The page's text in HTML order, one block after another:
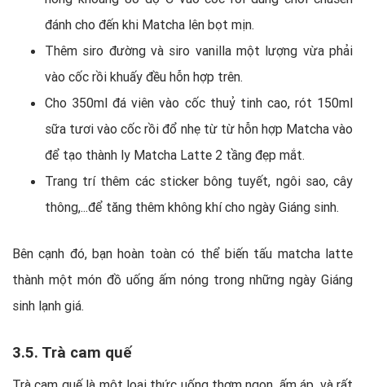
đánh cho đến khi Matcha lên bọt mịn.
Thêm siro đường và siro vanilla một lượng vừa phải
vào cốc rồi khuấy đều hỗn hợp trên.
Cho 350ml đá viên vào cốc thuỷ tinh cao, rót 150ml
sữa tươi vào cốc rồi đổ nhẹ từ từ hỗn hợp Matcha vào
để tạo thành ly Matcha Latte 2 tầng đẹp mắt.
Trang trí thêm các sticker bông tuyết, ngôi sao, cây
thông,...để tăng thêm không khí cho ngày Giáng sinh.
Bên cạnh đó, bạn hoàn toàn có thể biến tấu matcha latte
thành một món đồ uống ấm nóng trong những ngày Giáng
sinh lạnh giá.
3.5. Trà cam quế